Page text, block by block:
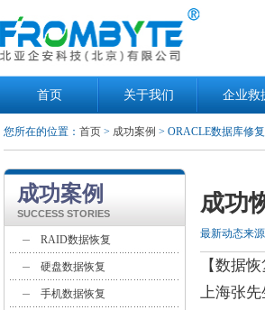
首页 关于我们 企业救
您所在的位置： 首页> 成功案例 > ORACLE数据库修复
成功案例
SUCCESS STORIES
RAID数据恢复
硬盘数据恢复
手机数据恢复
成功
最新动态来
【数据
上海张先